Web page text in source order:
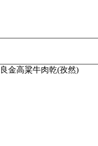
良金高粱牛肉乾(孜然)